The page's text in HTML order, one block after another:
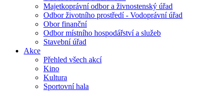
Majetkoprávní odbor a živnostenský úřad
Odbor životního prostředí - Vodoprávní úřad
Obor finanční
Odbor místního hospodářství a služeb
Stavební úřad
Akce
Přehled všech akcí
Kino
Kultura
Sportovní hala